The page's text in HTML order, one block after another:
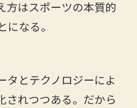
方はスポーツの本質的
なる。
タとテクノロジーによ
されつつある。だから